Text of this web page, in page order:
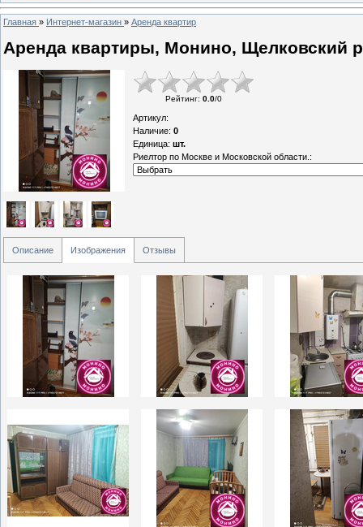
Главная » Интернет-магазин » Аренда квартир
Аренда квартиры, Монино, Щелковский
Рейтинг: 0.0/0
Артикул:
Наличие: 0
Единица: шт.
Риелтор по Москве и Московской области.:
Описание Изображения Отзывы